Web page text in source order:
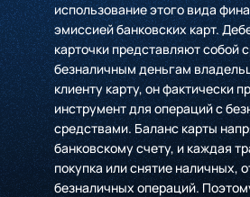
использование этого вида
эмиссией банковских карт.
карточки представляют собой
безналичным деньгам
клиенту карту, он фактически
инструмент для операций с
средствами. Баланс карты
банковскому счету, и каждая
покупка или снятие наличных,
безналичных операций.